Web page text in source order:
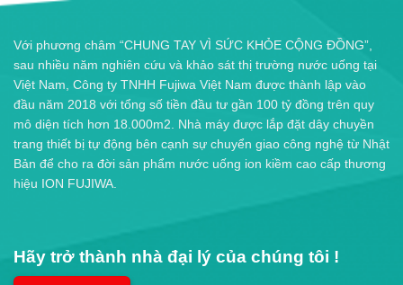
Với phương châm “CHUNG TAY VÌ SỨC KHỎE CỘNG ĐỒNG”,
sau nhiều năm nghiên cứu và khảo sát thị trường nước uống tại
Việt Nam, Công ty TNHH Fujiwa Việt Nam được thành lập vào
đầu năm 2018 với tổng số tiền đầu tư gần 100 tỷ đồng trên quy
mô diện tích hơn 18.000m2. Nhà máy được lắp đặt dây chuyền
trang thiết bị tự động bên cạnh sự chuyển giao công nghệ từ Nhật
Bản để cho ra đời sản phẩm nước uống ion kiềm cao cấp thương
hiệu ION FUJIWA.
Hãy trở thành nhà đại lý của chúng tôi !